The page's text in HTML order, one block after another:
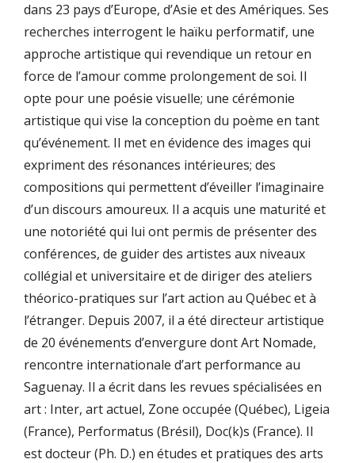
dans 23 pays d’Europe, d’Asie et des Amériques. Ses
recherches interrogent le haïku performatif, une
approche artistique qui revendique un retour en
force de l’amour comme prolongement de soi. Il
opte pour une poésie visuelle; une cérémonie
artistique qui vise la conception du poème en tant
qu’événement. Il met en évidence des images qui
expriment des résonances intérieures; des
compositions qui permettent d’éveiller l’imaginaire
d’un discours amoureux. Il a acquis une maturité et
une notoriété qui lui ont permis de présenter des
conférences, de guider des artistes aux niveaux
collégial et universitaire et de diriger des ateliers
théorico-pratiques sur l’art action au Québec et à
l’étranger. Depuis 2007, il a été directeur artistique
de 20 événements d’envergure dont Art Nomade,
rencontre internationale d’art performance au
Saguenay. Il a écrit dans les revues spécialisées en
art : Inter, art actuel, Zone occupée (Québec), Ligeia
(France), Performatus (Brésil), Doc(k)s (France). Il
est docteur (Ph. D.) en études et pratiques des arts